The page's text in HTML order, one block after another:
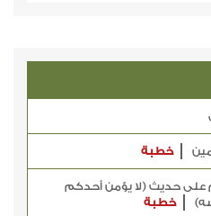
خطبة
1) الكلام على حديث (لا يؤمن أحدكم
خطبة